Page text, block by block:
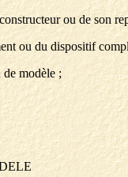
ou de son
ou du dispositif
de modèle ;